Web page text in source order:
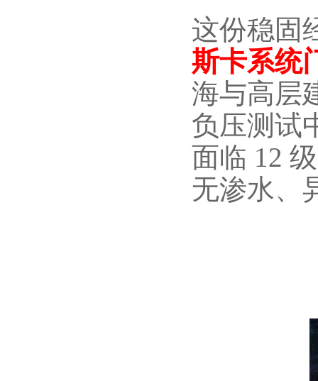
这份稳固
斯卡系统
海与高层
负压测试
面临 12
无渗水、